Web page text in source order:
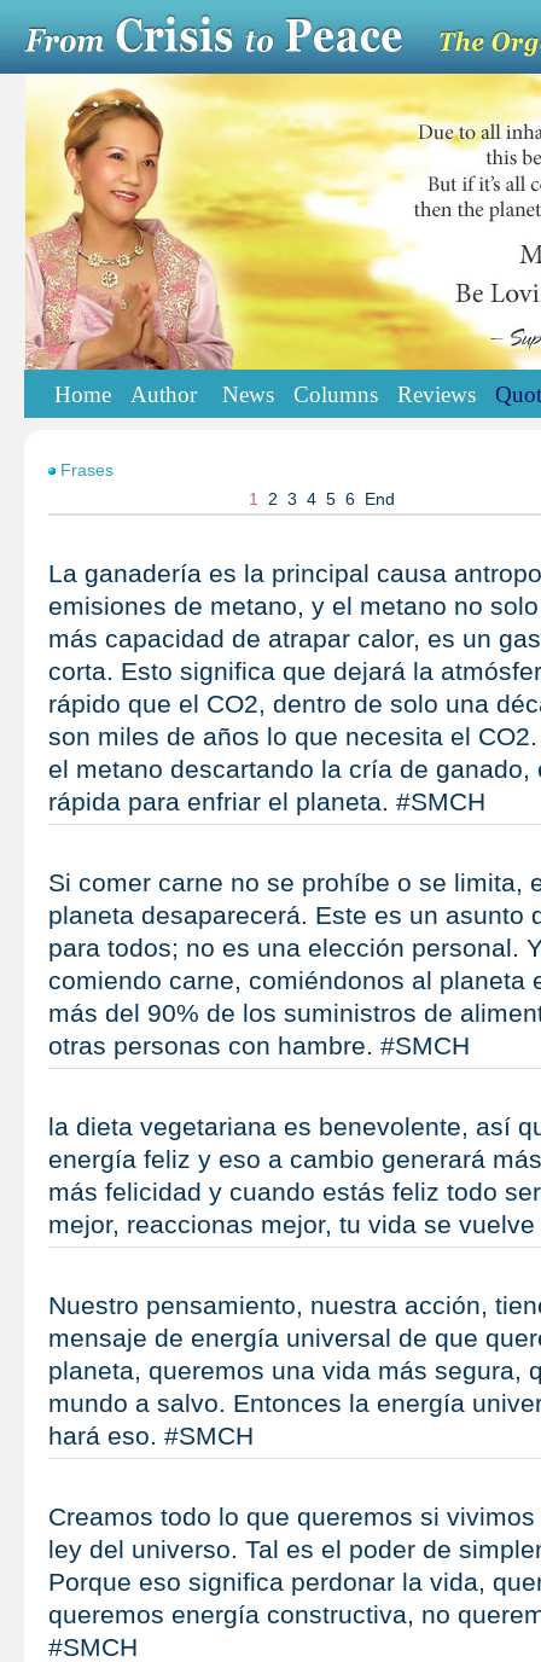
Home Author News Columns Reviews
Frases
1
2 3 4 5 6 End
La ganadería es la principal causa
emisiones de metano, y el metano no
más capacidad de atrapar calor, es un
corta. Esto significa que dejará la
rápido que el CO2, dentro de solo una
son miles de años lo que necesita el
el metano descartando la cría de ganado,
rápida para enfriar el planeta. #SMCH
Si comer carne no se prohíbe o se limita,
planeta desaparecerá. Este es un asunto
para todos; no es una elección personal.
comiendo carne, comiéndonos al planeta
más del 90% de los suministros de
otras personas con hambre. #SMCH
la dieta vegetariana es benevolente, así
energía feliz y eso a cambio generará
más felicidad y cuando estás feliz todo
mejor, reaccionas mejor, tu vida se
Nuestro pensamiento, nuestra acción,
mensaje de energía universal de que
planeta, queremos una vida más segura,
mundo a salvo. Entonces la energía
hará eso. #SMCH
Creamos todo lo que queremos si
ley del universo. Tal es el poder de
Porque eso significa perdonar la vida,
queremos energía constructiva, no
#SMCH